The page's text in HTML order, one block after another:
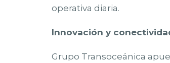
operativa diaria.
Innovación y
Grupo Transoceánica